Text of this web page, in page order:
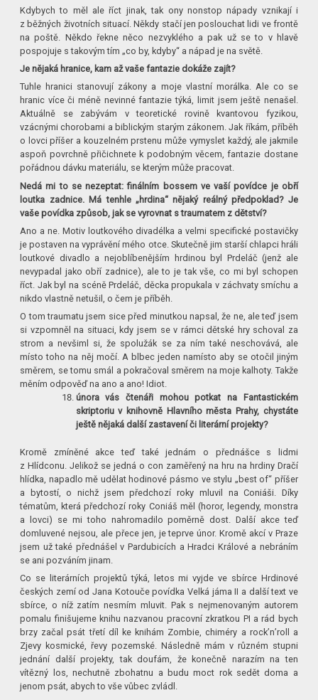
Kdybych to měl ale říct jinak, tak ony nonstop nápady vznikají i
z běžných životních situací. Někdy stačí jen poslouchat lidi ve frontě
na poště. Někdo řekne něco nezvyklého a pak už se to v hlavě
pospojuje s takovým tím „co by, kdyby“ a nápad je na světě.
Je nějaká hranice, kam až vaše fantazie dokáže zajít?
Tuhle hranici stanovují zákony a moje vlastní morálka. Ale co se
hranic více či méně nevinné fantazie týká, limit jsem ještě nenašel.
Aktuálně se zabývám v teoretické rovině kvantovou fyzikou,
vzácnými chorobami a biblickým starým zákonem. Jak říkám, příběh
o lovci příšer a kouzelném prstenu může vymyslet každý, ale jakmile
aspoň povrchně přičichnete k podobným věcem, fantazie dostane
pořádnou dávku materiálu, se kterým může pracovat.
Nedá mi to se nezeptat: finálním bossem ve vaší povídce je obří
loutka zadnice. Má tenhle „hrdina“ nějaký reálný předpoklad? Je
vaše povídka způsob, jak se vyrovnat s traumatem z dětství?
Ano a ne. Motiv loutkového divadélka a velmi specifické postavičky
je postaven na vyprávění mého otce. Skutečně jim starší chlapci hráli
loutkové divadlo a nejoblíbenějším hrdinou byl Prdeláč (jenž ale
nevypadal jako obří zadnice), ale to je tak vše, co mi byl schopen
říct. Jak byl na scéně Prdeláč, děcka propukala v záchvaty smíchu a
nikdo vlastně netušil, o čem je příběh.
O tom traumatu jsem sice před minutkou napsal, že ne, ale teď jsem
si vzpomněl na situaci, kdy jsem se v rámci dětské hry schoval za
strom a nevšiml si, že spolužák se za ním také neschovává, ale
místo toho na něj močí. A blbec jeden namísto aby se otočil jiným
směrem, se tomu smál a pokračoval směrem na moje kalhoty. Takže
měním odpověď na ano a ano! Idiot.
února vás čtenáři mohou potkat na Fantastickém
skriptoriu v knihovně Hlavního města Prahy, chystáte
ještě nějaká další zastavení či literární projekty?
Kromě zmíněné akce teď také jednám o přednášce s lidmi
z Hlídconu. Jelikož se jedná o con zaměřený na hru na hrdiny Dračí
hlídka, napadlo mě udělat hodinové pásmo ve stylu „best of“ příšer
a bytostí, o nichž jsem předchozí roky mluvil na Coniáši. Díky
tématům, která předchozí roky Coniáš měl (horor, legendy, monstra
a lovci) se mi toho nahromadilo poměrně dost. Další akce teď
domluvené nejsou, ale přece jen, je teprve únor. Kromě akcí v Praze
jsem už také přednášel v Pardubicích a Hradci Králové a nebráním
se ani pozváním jinam.
Co se literárních projektů týká, letos mi vyjde ve sbírce Hrdinové
českých zemí od Jana Kotouče povídka Velká jáma II a další text ve
sbírce, o níž zatím nesmím mluvit. Pak s nejmenovaným autorem
pomalu finišujeme knihu nazvanou pracovní zkratkou PI a rád bych
brzy začal psát třetí díl ke knihám Zombie, chiméry a rock’n’roll a
Zjevy kosmické, řevy pozemské. Následně mám v různém stupni
jednání další projekty, tak doufám, že konečně narazím na ten
vítězný los, nechutně zbohatnu a budu moct rok sedět doma a
jenom psát, abych to vše vůbec zvládl.